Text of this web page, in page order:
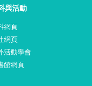
與活動
網頁
網頁
活動學會
館網頁